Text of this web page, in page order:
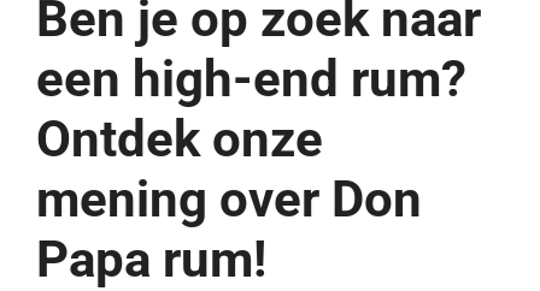
Ben je op zoek naar
een high-end rum?
Ontdek onze
mening over Don
Papa rum!